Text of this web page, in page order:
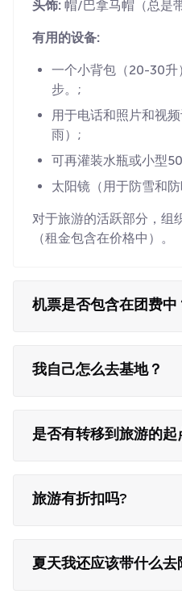
头饰: 帽/巴拿马帽（总是
有用的设备:
一个小背包（20-30升
步。;
用于电话和照片和视
雨）;
可再灌装水瓶或小型
太阳镜（用于防雪和防
对于旅游的活跃部分，组
（租金包含在价格中）。
机票是否包含在团费中
我自己怎么去基地？
是否有转移到旅游的起
旅游有折扣吗?
夏天我还应该带什么去